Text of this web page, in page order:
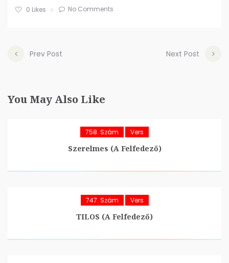
0 Likes No Comments
Prev Post Next Post
You May Also Like
758. Szám Vers
Szerelmes (A Felfedező)
747. Szám Vers
TILOS (A Felfedező)